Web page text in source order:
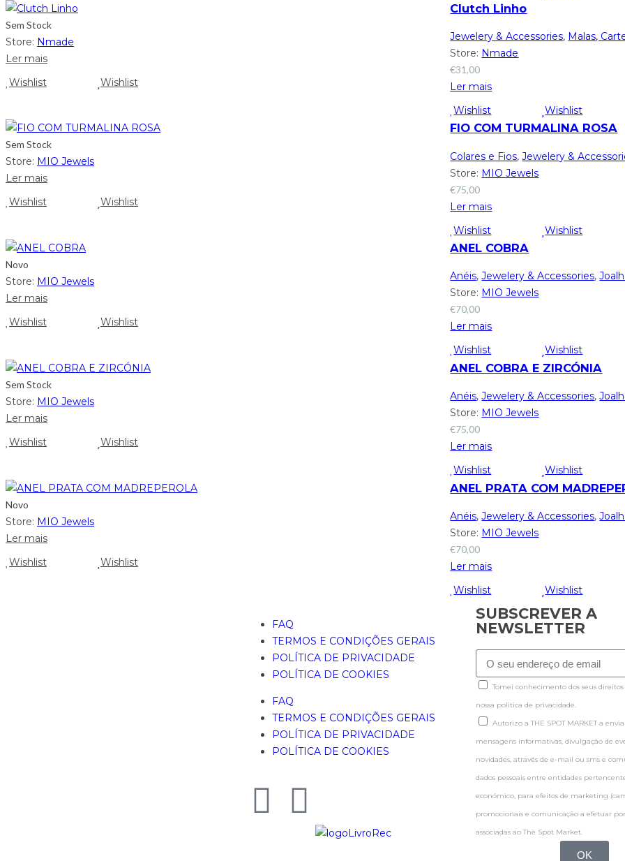
Sem Stock
Store: Nmade
Ler mais
Wishlist
Wishlist
Clutch Linho
Jewelery & Accessories, Malas,
Store: Nmade
€31,00
Ler mais
Wishlist
Wishlist
Sem Stock
Store: MIO Jewels
Ler mais
Wishlist
Wishlist
FIO COM TURMALINA ROSA
Colares e Fios,Jewelery &
Store: MIO Jewels
€75,00
Ler mais
Wishlist
Wishlist
Novo
Store: MIO Jewels
Ler mais
Wishlist
Wishlist
ANEL COBRA
Anéis,Jewelery & Accessories,
Store: MIO Jewels
€70,00
Ler mais
Wishlist
Wishlist
Sem Stock
Store: MIO Jewels
Ler mais
Wishlist
Wishlist
ANEL COBRA E ZIRCÓNIA
Anéis,Jewelery & Accessories,
Store: MIO Jewels
€75,00
Ler mais
Wishlist
Wishlist
Novo
Store: MIO Jewels
Ler mais
Wishlist
Wishlist
ANEL PRATA COM
Anéis,Jewelery & Accessories,
Store: MIO Jewels
€70,00
Ler mais
Wishlist
Wishlist
FAQ
TERMOS E CONDIÇÕES GERAIS
POLÍTICA DE PRIVACIDADE
POLÍTICA DE COOKIES
FAQ
TERMOS E CONDIÇÕES GERAIS
POLÍTICA DE PRIVACIDADE
POLÍTICA DE COOKIES
SUBSCREVER A
NEWSLETTER
Tomei conhecimento dos seus
nossa politica de privacidade.
Autorizo a THE SPOT MARKET a
mensagens informativas, divulgação de
novidades, através de e-mail ou sms e
dados pessoais entre entidades
económico, para efeitos de marketing
promocionais e comunicação a efetuar
associadas ao The Spot Market.
OK